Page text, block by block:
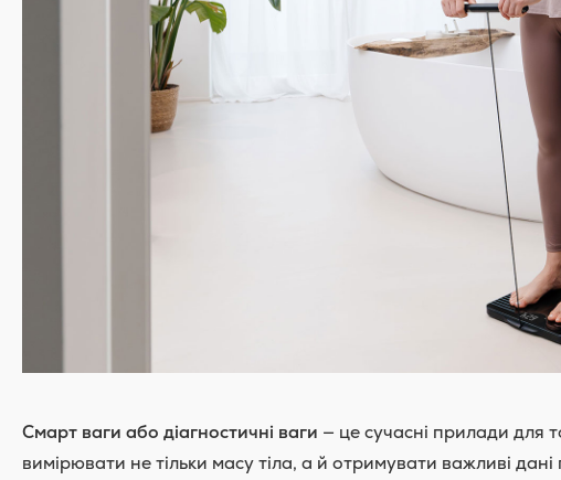
Смарт ваги або діагностичні ваги — це сучасні прилади для
вимірювати не тільки масу тіла, а й отримувати важливі